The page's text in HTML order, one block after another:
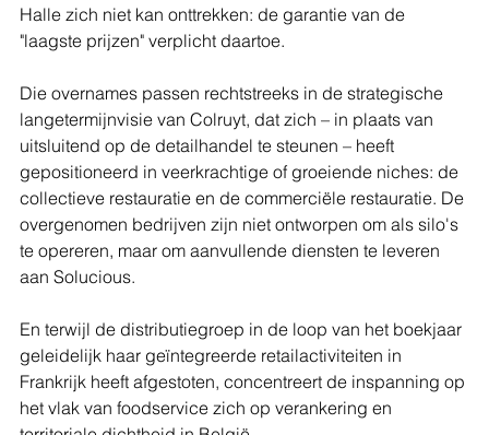
Halle zich niet kan onttrekken: de garantie van de
"laagste prijzen" verplicht daartoe.
Die overnames passen rechtstreeks in de strategische
langetermijnvisie van Colruyt, dat zich – in plaats van
uitsluitend op de detailhandel te steunen – heeft
gepositioneerd in veerkrachtige of groeiende niches: de
collectieve restauratie en de commerciële restauratie. De
overgenomen bedrijven zijn niet ontworpen om als silo's
te opereren, maar om aanvullende diensten te leveren
aan Solucious.
En terwijl de distributiegroep in de loop van het boekjaar
geleidelijk haar geïntegreerde retailactiviteiten in
Frankrijk heeft afgestoten, concentreert de inspanning op
het vlak van foodservice zich op verankering en